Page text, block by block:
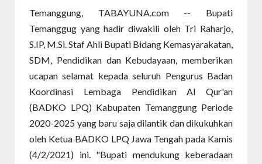
Temanggung, TABAYUNA.com -- Bupati
Temanggug yang hadir diwakili oleh Tri Raharjo,
S.IP, M.Si. Staf Ahli Bupati Bidang Kemasyarakatan,
SDM, Pendidikan dan Kebudayaan, memberikan
ucapan selamat kepada seluruh Pengurus Badan
Koordinasi Lembaga Pendidikan Al Qur'an
(BADKO LPQ) Kabupaten Temanggung Periode
2020-2025 yang baru saja dilantik dan dikukuhkan
oleh Ketua BADKO LPQ Jawa Tengah pada Kamis
(4/2/2021) ini. "Bupati mendukung keberadaan